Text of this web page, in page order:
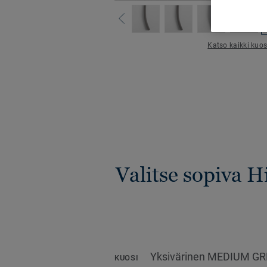
Katso kaikki
Valitse sopiva
KUOSI Yksivärinen MEDIUM